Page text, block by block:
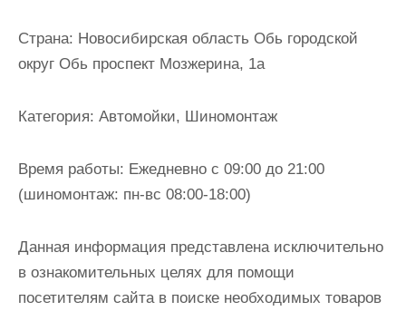
Страна: Новосибирская область Обь городской
округ Обь проспект Мозжерина, 1а
Категория: Автомойки, Шиномонтаж
Время работы: Ежедневно с 09:00 до 21:00
(шиномонтаж: пн-вс 08:00-18:00)
Данная информация представлена исключительно
в ознакомительных целях для помощи
посетителям сайта в поиске необходимых товаров